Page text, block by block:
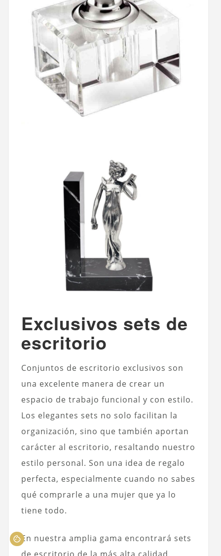
Exclusivos sets de
escritorio
Conjuntos de escritorio exclusivos son
una excelente manera de crear un
espacio de trabajo funcional y con estilo.
Los elegantes sets no solo facilitan la
organización, sino que también aportan
carácter al escritorio, resaltando nuestro
estilo personal. Son una idea de regalo
perfecta, especialmente cuando no sabes
qué comprarle a una mujer que ya lo
tiene todo.
En nuestra amplia gama encontrará sets